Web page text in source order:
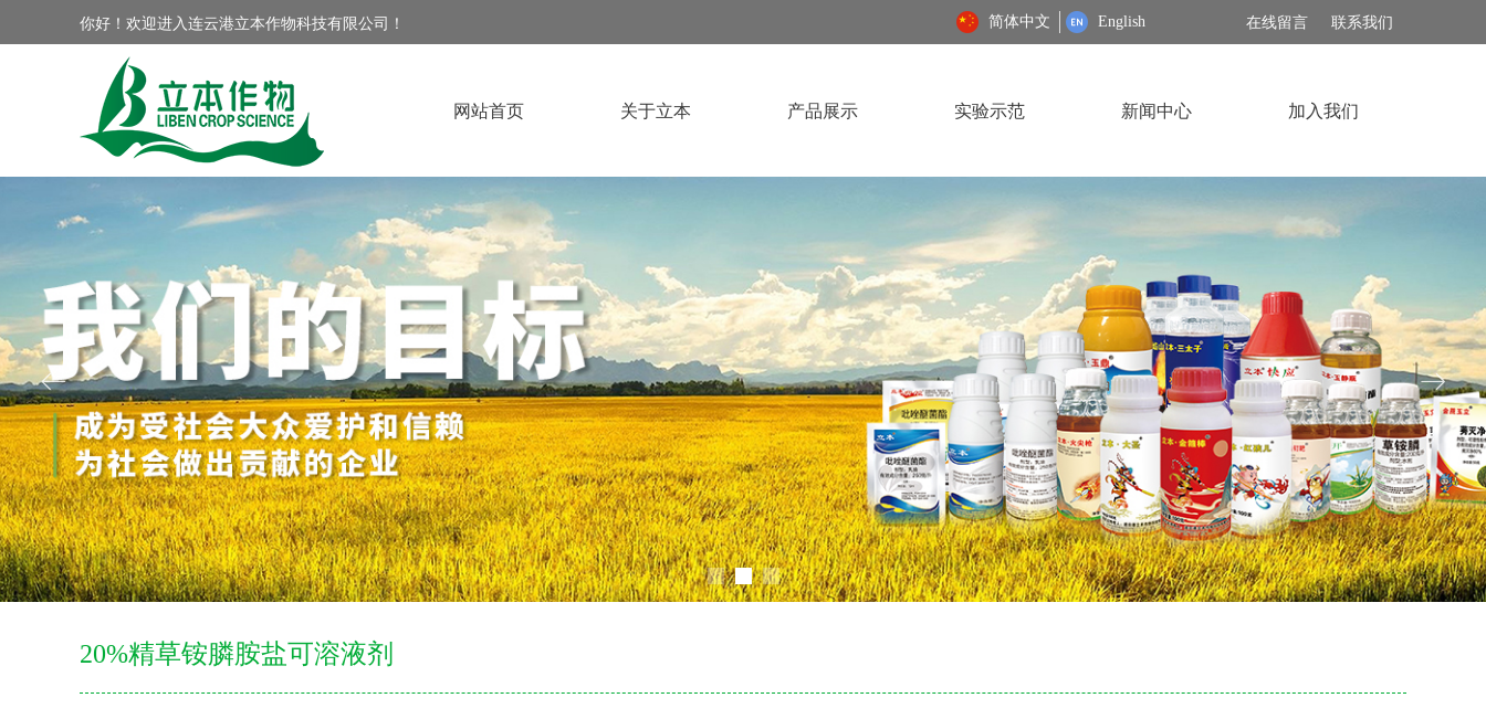
你好！欢迎进入连云港立本作物科技有限公司！ 简体中文 English 在线留言 联系我们
网站首页 关于立本 产品展示 实验示范 新闻中心 加入我们
ꂃ ꁹ
20%精草铵膦胺盐可溶液剂